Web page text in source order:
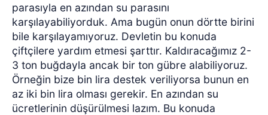
parasıyla en azından su parasını
karşılayabiliyorduk. Ama bugün onun dörtte birini
bile karşılayamıyoruz. Devletin bu konuda
çiftçilere yardım etmesi şarttır. Kaldıracağımız 2-
3 ton buğdayla ancak bir ton gübre alabiliyoruz.
Örneğin bize bin lira destek veriliyorsa bunun en
az iki bin lira olması gerekir. En azından su
ücretlerinin düşürülmesi lazım. Bu konuda